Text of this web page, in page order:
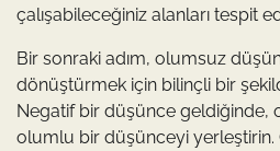
çalışabileceğiniz alanları tespit
Bir sonraki adım, olumsuz
dönüştürmek için bilinçli bir
Negatif bir düşünce geldiğinde,
olumlu bir düşünceyi yerleştirin.